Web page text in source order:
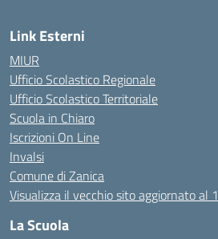
Link Esterni
MIUR
Ufficio Scolastico Regionale
Ufficio Scolastico Territoriale
Scuola in Chiaro
Iscrizioni On Line
Invalsi
Comune di Zanica
Visualizza il vecchio sito aggiornato al
La Scuola